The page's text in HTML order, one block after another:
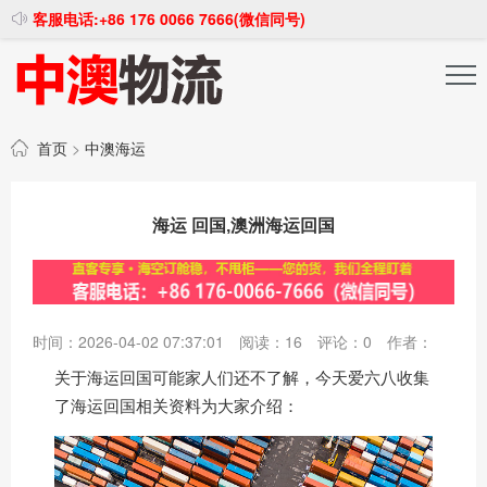
客服电话:+86 176 0066 7666(微信同号)
首页 > 中澳海运
海运 回国,澳洲海运回国
时间：2026-04-02 07:37:01 阅读： 16 评论： 0 作者：
关于海运回国可能家人们还不了解，今天爱六八收集
了海运回国相关资料为大家介绍：